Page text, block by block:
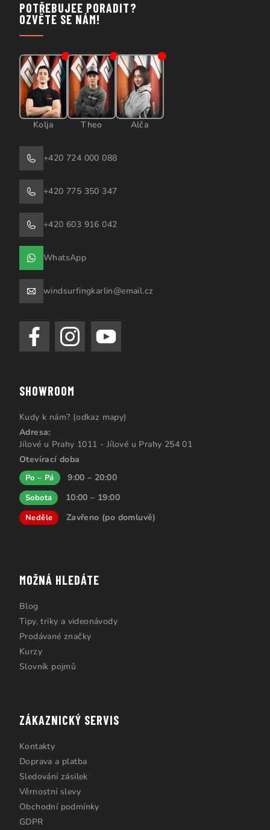
POTŘEBUJEE PORADIT?
OZVĚTE SE NÁM!
Kolja Theo Alča
+420 724 000 088
+420 775 350 347
+420 603 916 042
WhatsApp
windsurfingkarlin@email.cz
SHOWROOM
Kudy k nám? (odkaz mapy)
Adresa:
Jílové u Prahy 1011 - Jílové u Prahy 254 01
Otevírací doba
Po – Pá 9:00 – 20:00
Sobota 10:00 – 19:00
Neděle Zavřeno (po domluvě)
MOŽNÁ HLEDÁTE
Blog
Tipy, triky a videonávody
Prodávané značky
Kurzy
Slovník pojmů
ZÁKAZNICKÝ SERVIS
Kontakty
Doprava a platba
Sledování zásilek
Věrnostní slevy
Obchodní podmínky
GDPR